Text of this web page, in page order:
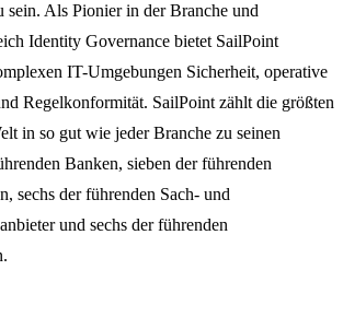
sein. Als Pionier in der Branche und
Identity Governance bietet SailPoint
IT-Umgebungen Sicherheit, operative
Regelkonformität. SailPoint zählt die größten
in so gut wie jeder Branche zu seinen
Banken, sieben der führenden
sechs der führenden Sach- und
und sechs der führenden